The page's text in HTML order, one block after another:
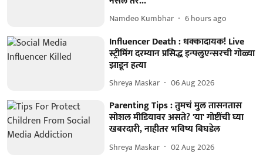
Namdeo Kumbhar 6 hours ago
Influencer Death : धक्कादायक! Live
स्ट्रीमिंग दरम्यान प्रसिद्ध इन्फ्लुएन्सरची गोळ्या
झाडून हत्या
Shreya Maskar 06 Aug 2026
Parenting Tips : तुमचं मुल तासनतास
सोशल मीडियावर असते? 'या' गोष्टींची घ्या
खबरदारी, नाहीतर भविष्य बिघडेल
Shreya Maskar 02 Aug 2026